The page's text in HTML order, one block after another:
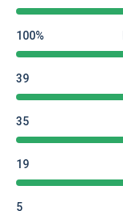
100%
39
35
19
5